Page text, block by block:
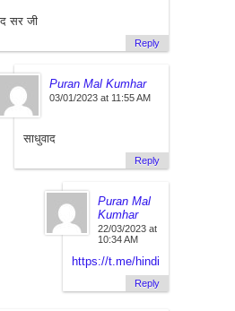
सर जी
Reply
Puran Mal Kumhar
03/01/2023 at 11:55 AM
साधुवाद
Reply
Puran Mal
Kumhar
22/03/2023 at
10:34 AM
https://t.me/hindibestnotes
Reply